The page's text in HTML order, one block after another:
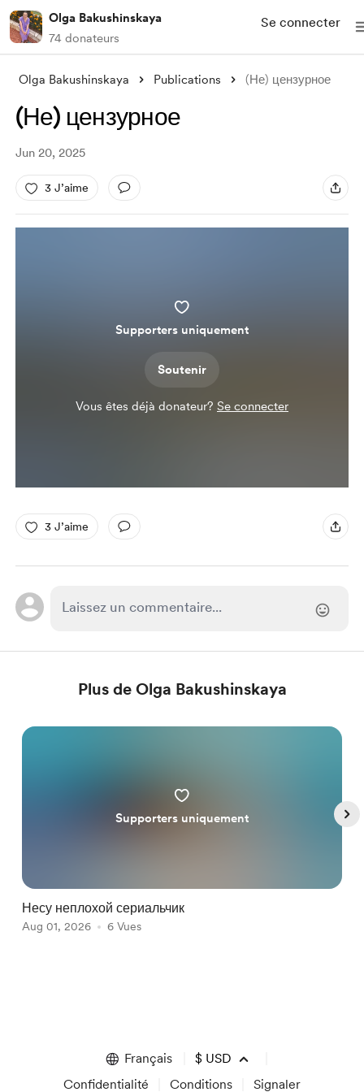
Olga Bakushinskaya
74 donateurs
Se connecter
Olga Bakushinskaya Publications (Не) цензурное
(Не) цензурное
Jun 20, 2025
3 J’aime
Supporters uniquement
Soutenir
Vous êtes déjà donateur? Se connecter
3 J’aime
Plus de Olga Bakushinskaya
Supporters uniquement
Несу неплохой сериальчик
Aug 01, 2026 6 Vues
Français $ USD
Confidentialité
Conditions Signaler